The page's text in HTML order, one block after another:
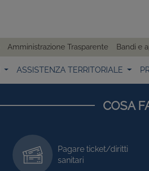
Amministrazione Trasparente Bandi e
ASSISTENZA TERRITORIALE
COSA
Pagare ticket/diritti
sanitari